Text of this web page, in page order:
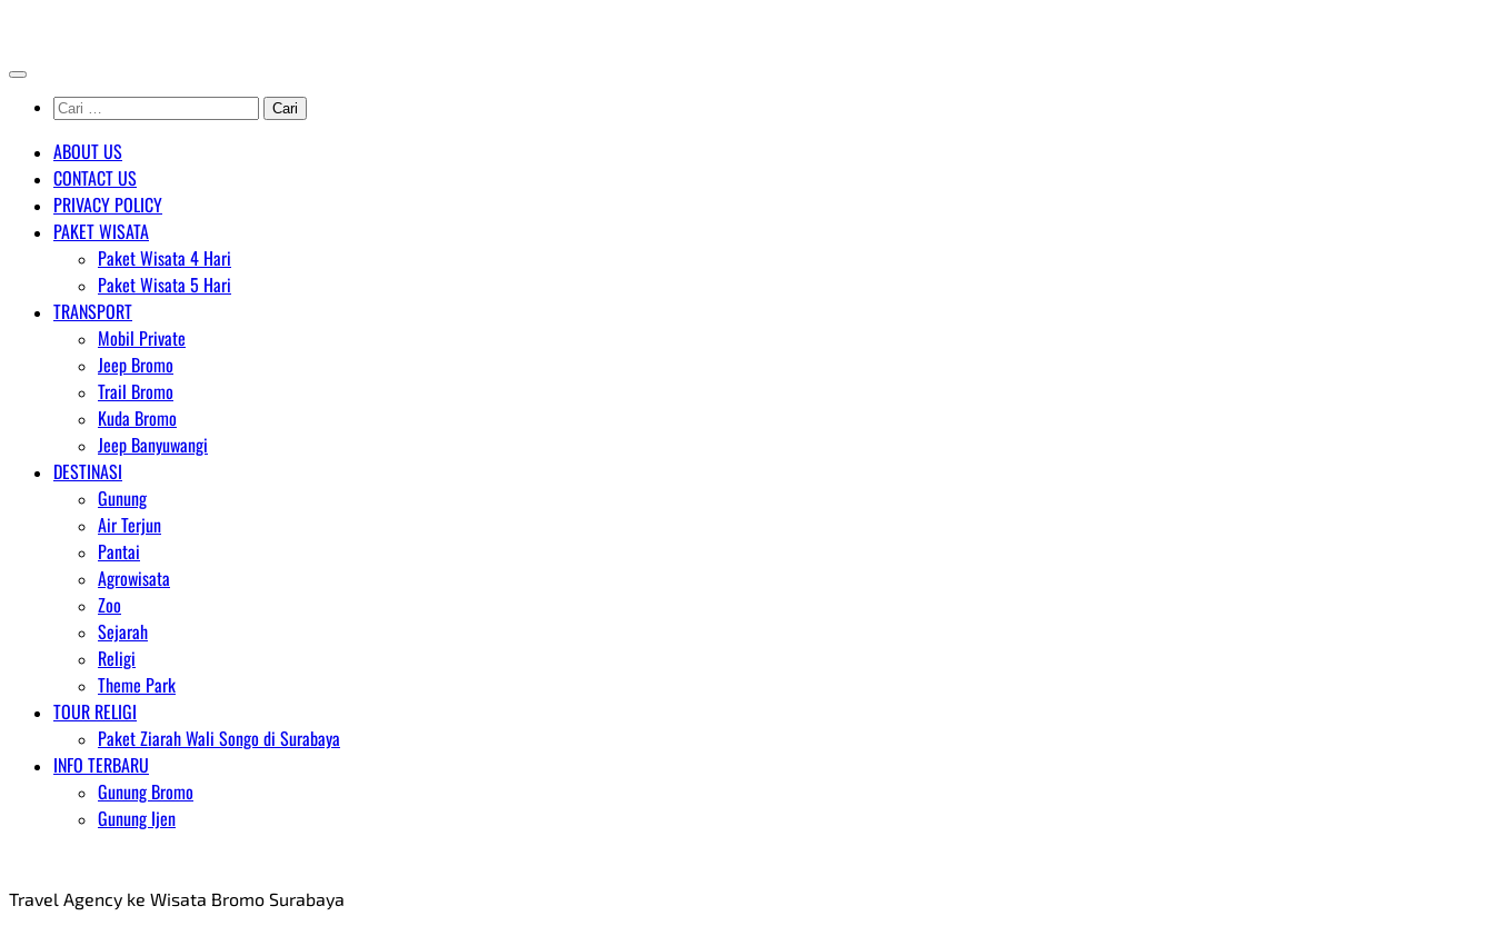
content
Cari
untuk:
ABOUT US
CONTACT US
PRIVACY POLICY
PAKET WISATA
Paket Wisata 4 Hari
Paket Wisata 5 Hari
TRANSPORT
Mobil Private
Jeep Bromo
Trail Bromo
Kuda Bromo
Jeep Banyuwangi
DESTINASI
Gunung
Air Terjun
Pantai
Agrowisata
Zoo
Sejarah
Religi
Theme Park
TOUR RELIGI
Paket Ziarah Wali Songo di Surabaya
INFO TERBARU
Gunung Bromo
Gunung Ijen
Travel Agency ke Wisata Bromo Surabaya